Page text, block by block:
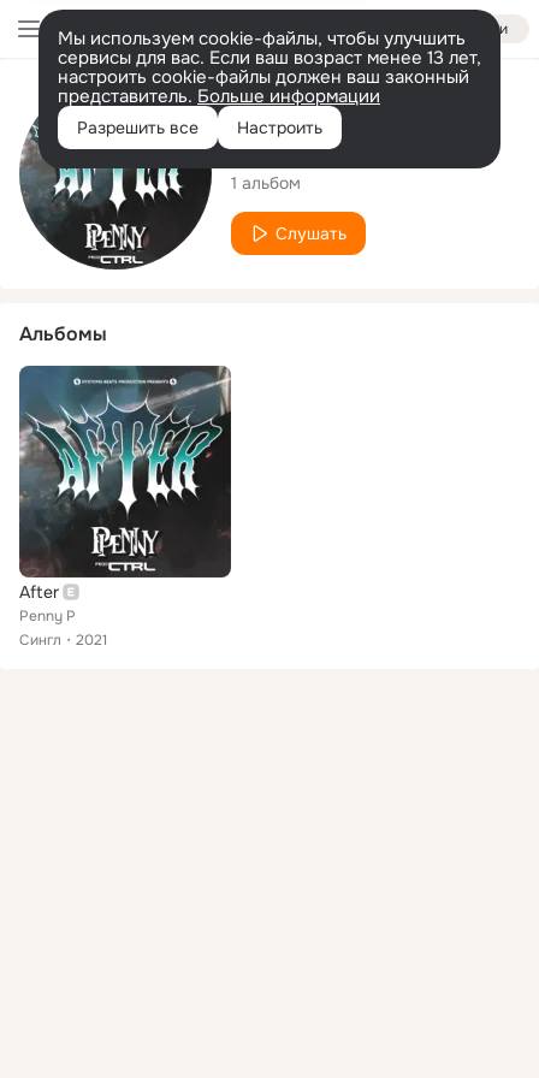
Войти
Мы используем cookie-файлы, чтобы улучшить
сервисы для вас. Если ваш возраст менее 13 лет,
настроить cookie-файлы должен ваш законный
представитель. Больше информации
Разрешить все Настроить
Исполнитель
Penny P
1 альбом
Слушать
Альбомы
After
Penny P
Сингл
2021